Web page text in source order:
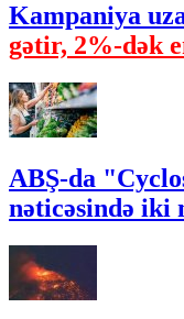
Kampaniya
gətir, 2%-dək
ABŞ-da
nəticəsində iki